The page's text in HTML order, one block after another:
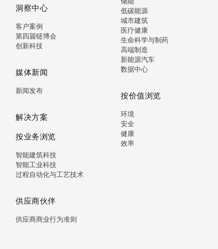
洞察中心
客户案例
第四届链博会
创新科技
媒体新闻
新闻发布
解决方案
按业务浏览
智能建筑科技
智能工业科技
过程自动化与工艺技术
供应商伙伴
供应商商业行为准则
低碳能源
城市建筑
医疗健康
生命科学与制药
高端制造
新能源汽车
数据中心
按价值浏览
环境
安全
健康
效率